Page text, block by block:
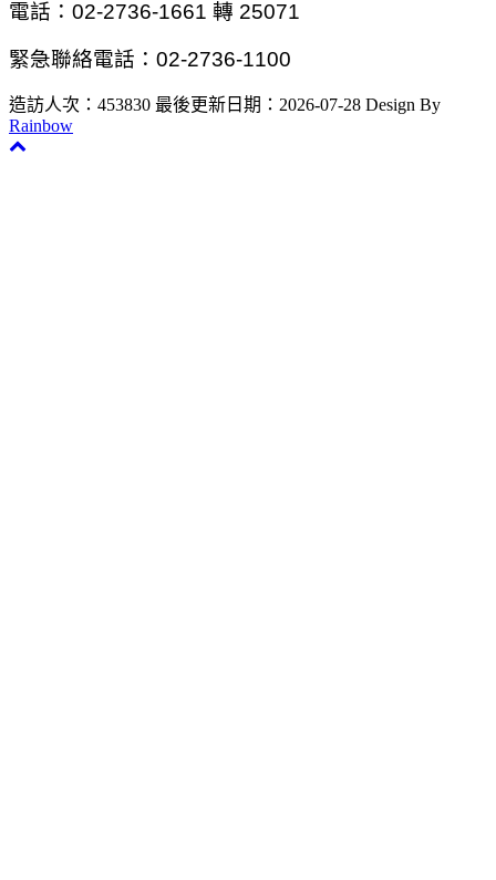
電話：02-2736-1661 轉 25071
緊急聯絡電話：02-2736-1100
造訪人次：453830 最後更新日期：2026-07-28 Design By
Rainbow